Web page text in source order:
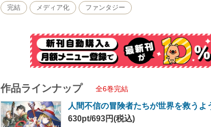
恋人にもフラれ、すっかり落ちぶれてしまったニックだったが、
偶然にも酒場で相席になった元貴族令嬢、破門神官、女竜戦士と意気投合す
人間不信の冒険者たちが、最強のパーティーとして歩む冒険譚、ここに開幕
完結 メディア化 ファンタジー
作品ラインナップ 全6巻完結
人間不信の冒険者たちが世界を救う
630pt/693円(税込)